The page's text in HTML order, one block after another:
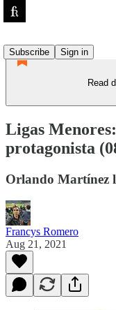
Subscribe
Sign in
Read
Ligas
protagonista
Orlando Martínez
Francys Romero
Aug 21, 2021